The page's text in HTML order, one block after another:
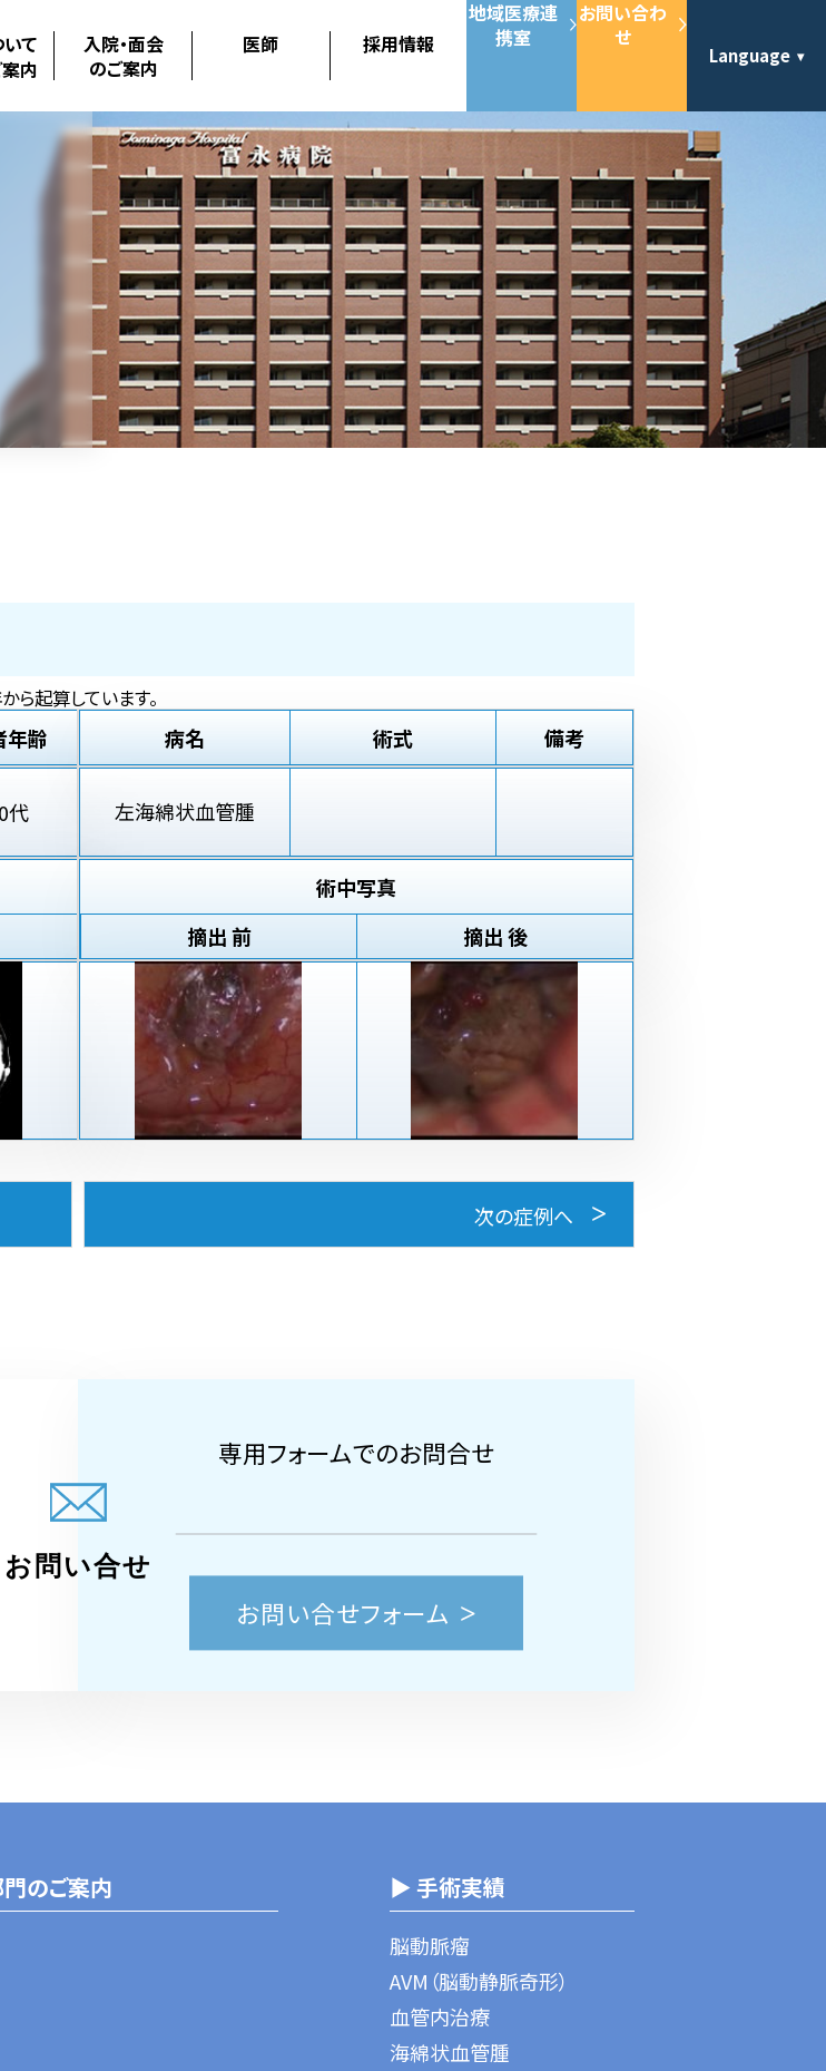
て
内
入院・面会
のご案内
医師 採用情報
地域医療連
携室
お問い合わ
せ
Language
ら起算しています。
年齢
代
病名 術式 備考
左海綿状血管腫
術中写真
摘出 前
摘出 後
次の症例へ
専用フォームでのお問合せ
お問い合せフォーム
お問い合せ
のご案内 ▶ 手術実績
脳動脈瘤
AVM（脳動静脈奇形）
血管内治療
海綿状血管腫